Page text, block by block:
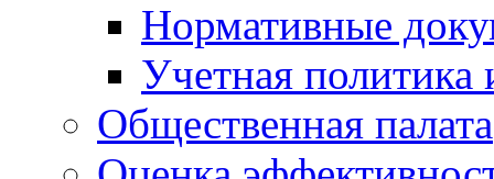
Нормативные
Учетная политика
Общественная палата